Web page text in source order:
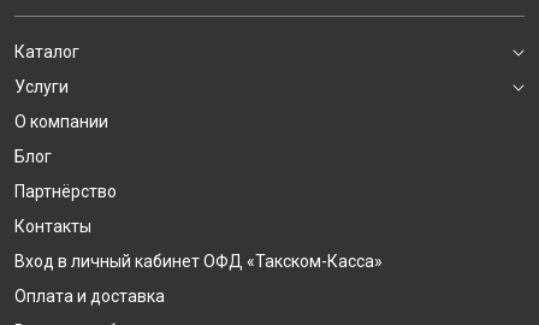
Каталог
Услуги
О компании
Блог
Партнёрство
Контакты
Вход в личный кабинет ОФД «Такском-Касса»
Оплата и доставка